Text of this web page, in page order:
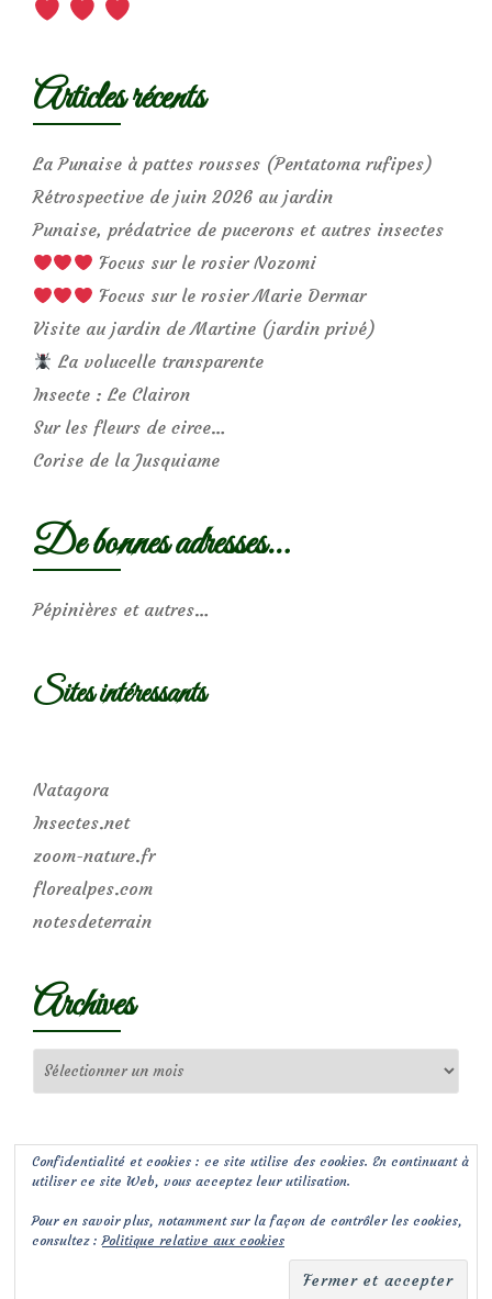
Articles récents
La Punaise à pattes rousses (Pentatoma rufipes)
Rétrospective de juin 2026 au jardin
Punaise, prédatrice de pucerons et autres insectes
Focus sur le rosier Nozomi
Focus sur le rosier Marie Dermar
Visite au jardin de Martine (jardin privé)
La volucelle transparente
Insecte : Le Clairon
Sur les fleurs de circe…
Corise de la Jusquiame
De bonnes adresses…
Pépinières et autres…
Sites intéressants
Natagora
Insectes.net
zoom-nature.fr
florealpes.com
notesdeterrain
Archives
Confidentialité et cookies : ce site utilise des cookies. En continuant à
utiliser ce site Web, vous acceptez leur utilisation.
Pour en savoir plus, notamment sur la façon de contrôler les cookies,
consultez :Politique relative aux cookies